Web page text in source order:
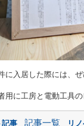
に入居した際には、
用に工房と電動工具
事 記事一覧
リ